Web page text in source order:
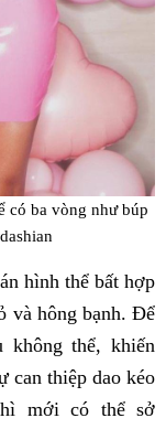
có ba vòng như búp
hình thể bất hợp
và hông bạnh. Để
không thể, khiến
can thiệp dao kéo
mới có thể sở